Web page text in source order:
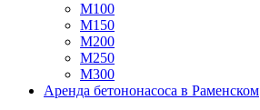
М100
М150
М200
М250
М300
Аренда бетононасоса в Раменском